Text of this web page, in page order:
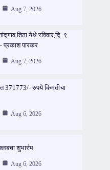
Aug 7, 2026
तिठा येथे रविवार,दि. ९
प्रकाश पारकर
Aug 7, 2026
371773/- रुपये किमतीचा
Aug 6, 2026
शुभारंभ
Aug 6, 2026